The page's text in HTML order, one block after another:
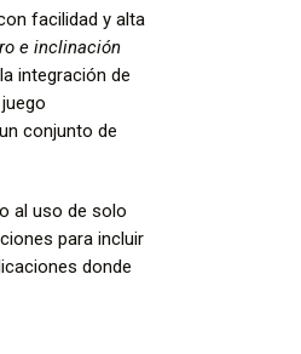
facilidad y alta
e inclinación
integración de
conjunto de
al uso de solo
para incluir
donde